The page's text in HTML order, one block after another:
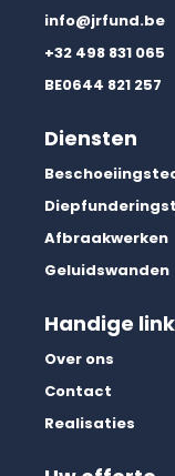
info@jrfund.be
+32 498 831 065
BE0644 821 257
Diensten
Afbraakwerken
Geluidswanden
Handige
Over ons
Contact
Realisaties